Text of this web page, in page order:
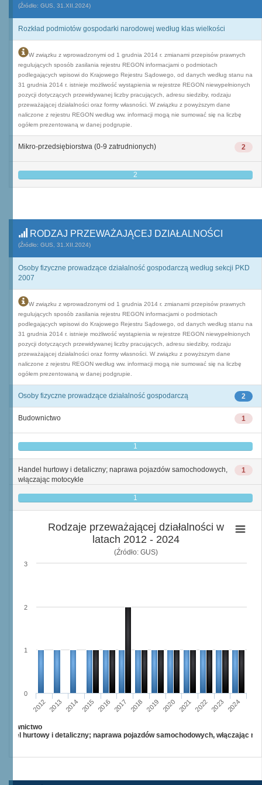
(Źródło: GUS, 31.XII.2024)
Rozkład podmiotów gospodarki narodowej według klas wielkości
W związku z wprowadzonymi od 1 grudnia 2014 r. zmianami przepisów prawnych
regulujących sposób zasilania rejestru REGON informacjami o podmiotach
podlegających wpisowi do Krajowego Rejestru Sądowego, od danych według stanu na
31 grudnia 2014 r. istnieje możliwość wystąpienia w rejestrze REGON niewypełnionych
pozycji dotyczących przewidywanej liczby pracujących, adresu siedziby, rodzaju
przeważającej działalności oraz formy własności. W związku z powyższym dane
naliczone z rejestru REGON według ww. informacji mogą nie sumować się na liczbę
ogółem prezentowaną w danej podgrupie.
2
Mikro-przedsiębiorstwa (0-9 zatrudnionych)
2
RODZAJ PRZEWAŻAJĄCEJ DZIAŁALNOŚCI
(Źródło: GUS, 31.XII.2024)
Osoby fizyczne prowadzące działalność gospodarczą według sekcji PKD
2007
W związku z wprowadzonymi od 1 grudnia 2014 r. zmianami przepisów prawnych
regulujących sposób zasilania rejestru REGON informacjami o podmiotach
podlegających wpisowi do Krajowego Rejestru Sądowego, od danych według stanu na
31 grudnia 2014 r. istnieje możliwość wystąpienia w rejestrze REGON niewypełnionych
pozycji dotyczących przewidywanej liczby pracujących, adresu siedziby, rodzaju
przeważającej działalności oraz formy własności. W związku z powyższym dane
naliczone z rejestru REGON według ww. informacji mogą nie sumować się na liczbę
ogółem prezentowaną w danej podgrupie.
2
Osoby fizyczne prowadzące działalność gospodarczą
1
Budownictwo
1
1
Handel hurtowy i detaliczny; naprawa pojazdów samochodowych,
włączając motocykle
1
Rodzaje przeważającej działalności w
latach 2012 - 2024
(Źródło: GUS)
2012 2013 2014 2015 2016 2017 2018 2019 2020 2021 2022 2023 2024
0
1
2
3
hurtowy i detaliczny; naprawa pojazdów samochodowych, włączając